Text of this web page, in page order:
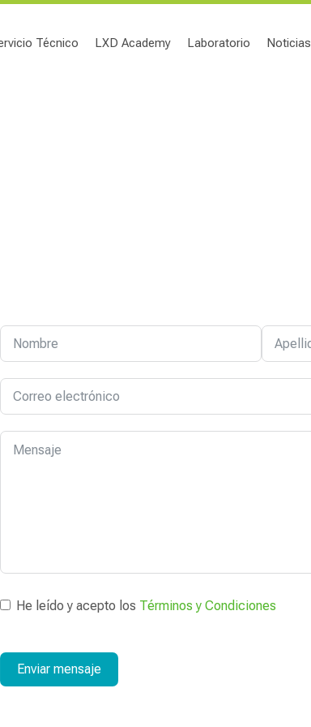
Técnico LXD Academy Laboratorio Noticias
He leído y acepto los Términos y Condiciones
Enviar mensaje